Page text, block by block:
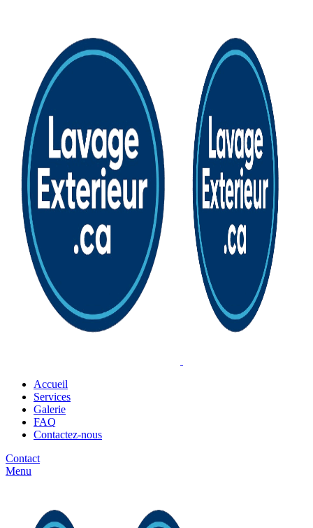
Accueil
Services
Galerie
FAQ
Contactez-nous
Contact
Menu